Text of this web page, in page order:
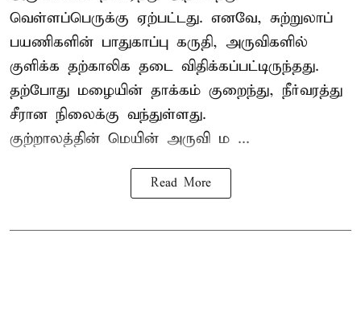
வெள்ளப்பெருக்கு ஏற்பட்டது. எனவே, சுற்றுலாப்
பயணிகளின் பாதுகாப்பு கருதி, அருவிகளில்
குளிக்க தற்காலிக தடை விதிக்கப்பட்டிருந்தது.
தற்போது மழையின் தாக்கம் குறைந்து, நீர்வரத்து
சீரான நிலைக்கு வந்துள்ளது.
குற்றாலத்தின் மெயின் அருவி ம ...
Read More